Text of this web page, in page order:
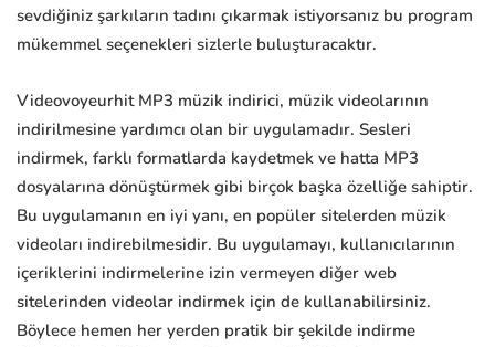
sevdiğiniz şarkıların tadını çıkarmak istiyorsanız bu program
mükemmel seçenekleri sizlerle buluşturacaktır.
Videovoyeurhit MP3 müzik indirici, müzik videolarının
indirilmesine yardımcı olan bir uygulamadır. Sesleri
indirmek, farklı formatlarda kaydetmek ve hatta MP3
dosyalarına dönüştürmek gibi birçok başka özelliğe sahiptir.
Bu uygulamanın en iyi yanı, en popüler sitelerden müzik
videoları indirebilmesidir. Bu uygulamayı, kullanıcılarının
içeriklerini indirmelerine izin vermeyen diğer web
sitelerinden videolar indirmek için de kullanabilirsiniz.
Böylece hemen her yerden pratik bir şekilde indirme